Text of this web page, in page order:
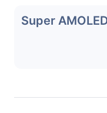
Super